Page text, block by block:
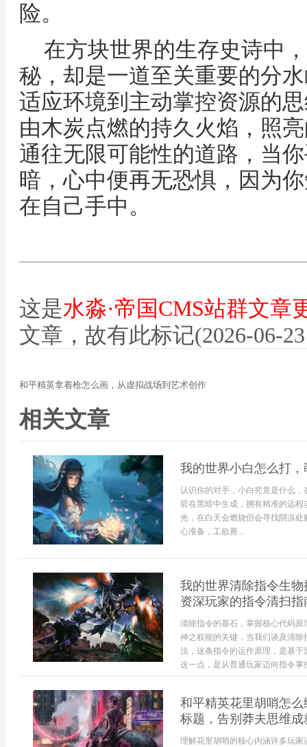
险。
在方块世界的生存史诗中
秘，却是一道至关重要的分
适应环境到主动掌控资源的
由木炭点燃的持久火焰，照
通往无限可能性的道路，当
暗，心中便再无恐惧，因为
在自己手中。
这是水淼·帝国CMS站群文章
文章，故有此标记(2026-06-
和平精英拿着枪怎么画，从虚拟战场到艺术创作
相关文章
我的世界小白怎么打
认识你的对手，小白究竟是什么
箭在黑暗中生成，拥有精准的远
光，在白天会燃烧但会寻找阴凉
心准备，工欲善...
我的世界清除指令生
资深玩家的指令清扫指
清除指令的基石，掌握核心代码
神之权能的关键，当我们谈及清
法，这条指令的运作原理，是基
这一点，是从普通玩家迈向指令掌
和平精英花里胡哨怎
标题，告别莽夫思维
理解花里胡哨的核心内涵许多玩